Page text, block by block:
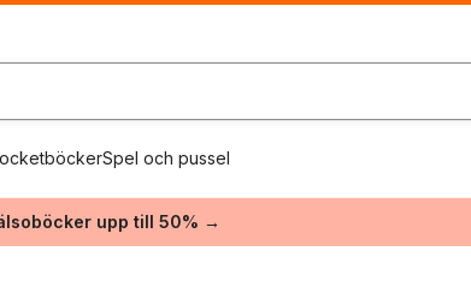
Spel och pussel
upp till 50% →